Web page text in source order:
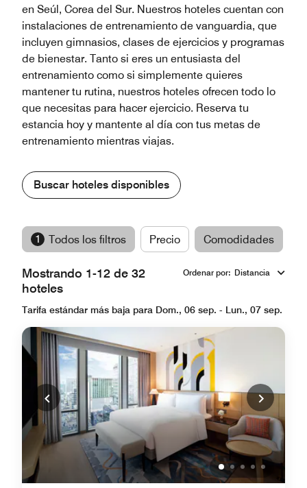
en Seúl, Corea del Sur. Nuestros hoteles cuentan con
instalaciones de entrenamiento de vanguardia, que
incluyen gimnasios, clases de ejercicios y programas
de bienestar. Tanto si eres un entusiasta del
entrenamiento como si simplemente quieres
mantener tu rutina, nuestros hoteles ofrecen todo lo
que necesitas para hacer ejercicio. Reserva tu
estancia hoy y mantente al día con tus metas de
entrenamiento mientras viajas.
Buscar hoteles disponibles
1 Todos los filtros Precio Comodidades
Mostrando 1-12 de 32
hoteles
Ordenar por: Distancia
Tarifa estándar más baja para Dom., 06 sep. - Lun., 07 sep.